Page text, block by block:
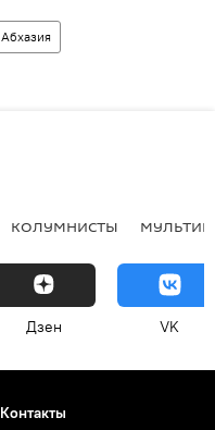
Абхазия
КОЛУМНИСТЫ
Дзен VK
Контакты